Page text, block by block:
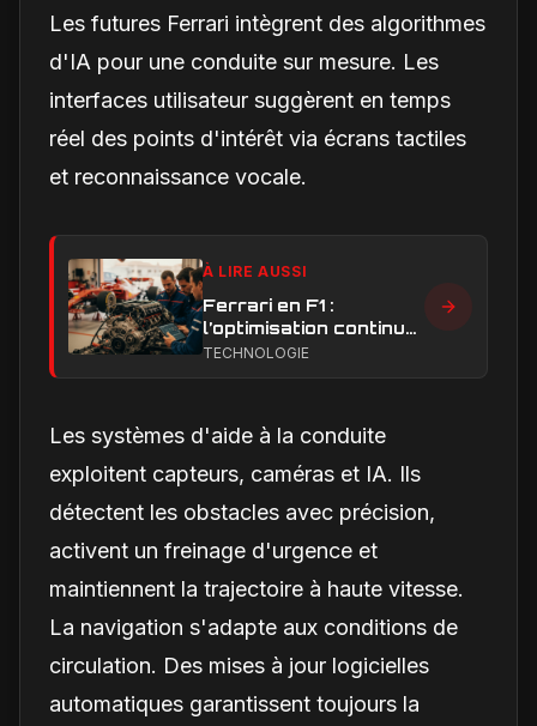
Les futures Ferrari intègrent des algorithmes
d'IA pour une conduite sur mesure. Les
interfaces utilisateur suggèrent en temps
réel des points d'intérêt via écrans tactiles
et reconnaissance vocale.
À LIRE AUSSI
Ferrari en F1 :
l’optimisation continue,
clé de la remontée et
TECHNOLOGIE
Les systèmes d'aide à la conduite
exploitent capteurs, caméras et IA. Ils
détectent les obstacles avec précision,
activent un freinage d'urgence et
maintiennent la trajectoire à haute vitesse.
La navigation s'adapte aux conditions de
circulation. Des mises à jour logicielles
automatiques garantissent toujours la